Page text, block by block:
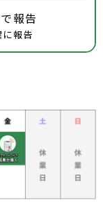
報告
報告